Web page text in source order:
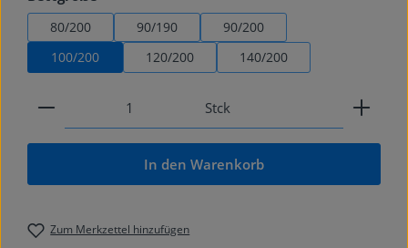
80/200 90/190
90/200
100/200
120/200 140/200
Produkt Anzahl: Gib den gewünschten Wert ein
Stck
In den Warenkorb
Zum Merkzettel hinzufügen